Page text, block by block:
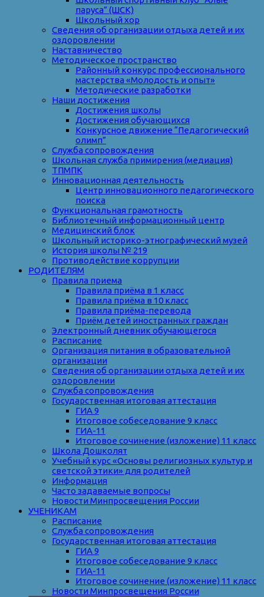
паруса” (ШСК)
Школьный хор
Сведения об организации отдыха детей и их
оздоровлении
Наставничество
Методическое пространство
Районный конкурс профессионального
мастерства «Молодость и опыт»
Методические разработки
Наши достижения
Достижения школы
Достижения обучающихся
Конкурсное движение “Педагогический
олимп”
Служба сопровождения
Школьная служба примирения (медиация)
ТПМПК
Инновационная деятельность
Центр инновационного педагогического
поиска
Функциональная грамотность
Библиотечный информационный центр
Медицинский блок
Школьный историко-этнографический музей
История школы № 219
Противодействие коррупции
РОДИТЕЛЯМ
Правила приема
Правила приёма в 1 класс
Правила приёма в 10 класс
Правила приёма-перевода
Приём детей иностранных граждан
Электронный дневник обучающегося
Расписание
Организация питания в образовательной
организации
Сведения об организации отдыха детей и их
оздоровлении
Служба сопровождения
Государственная итоговая аттестация
ГИА 9
Итоговое собеседование 9 класс
ГИА-11
Итоговое сочинение (изложение) 11 класс
Школа Дошколят
Учебный курс «Основы религиозных культур и
светской этики» для родителей
Информация
Часто задаваемые вопросы
Новости Минпросвещения России
УЧЕНИКАМ
Расписание
Служба сопровождения
Государственная итоговая аттестация
ГИА 9
Итоговое собеседование 9 класс
ГИА-11
Итоговое сочинение (изложение) 11 класс
Новости Минпросвещения России